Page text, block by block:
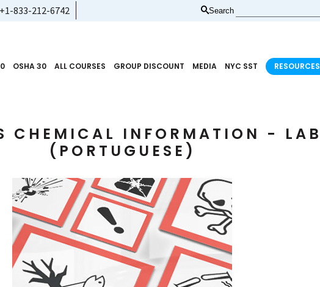
+1-833-212-6742 Search
OSHA 30 ALL COURSES GROUP DISCOUNT MEDIA NYC SST RESOURCES
CHEMICAL INFORMATION -
(PORTUGUESE)